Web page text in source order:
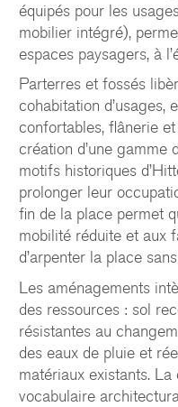
équipés pour les
mobilier intégré),
espaces paysagers, à
Parterres et fossés
cohabitation d’usages,
confortables, flânerie
création d’une gamme
motifs historiques
prolonger leur
fin de la place permet
mobilité réduite et aux
d’arpenter la place
Les aménagements
des ressources : sol
résistantes au
des eaux de pluie et
matériaux existants. La
vocabulaire